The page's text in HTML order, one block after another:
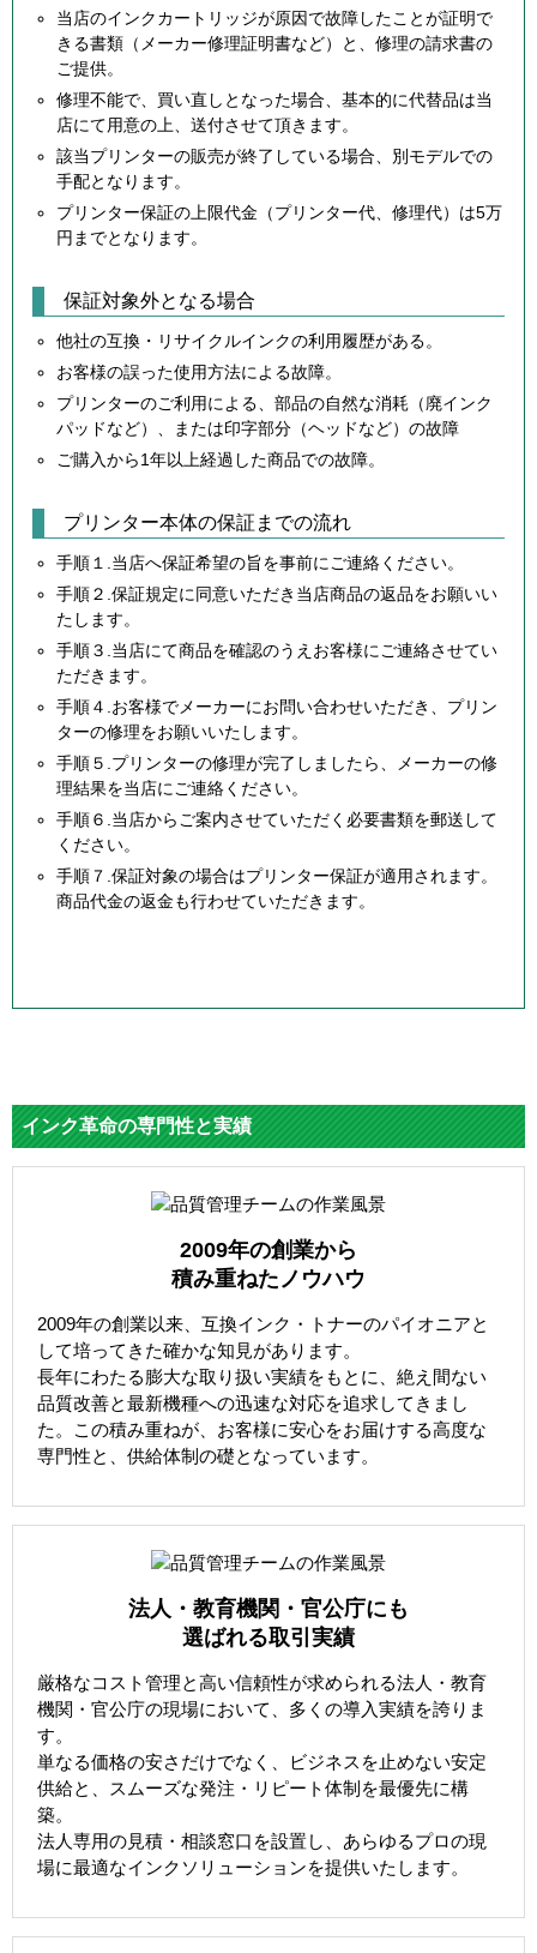
当店のインクカートリッジが原因で故障したことが証明で
きる書類（メーカー修理証明書など）と、修理の請求書の
ご提供。
修理不能で、買い直しとなった場合、基本的に代替品は当
店にて用意の上、送付させて頂きます。
該当プリンターの販売が終了している場合、別モデルでの
手配となります。
プリンター保証の上限代金（プリンター代、修理代）は5万
円までとなります。
保証対象外となる場合
他社の互換・リサイクルインクの利用履歴がある。
お客様の誤った使用方法による故障。
プリンターのご利用による、部品の自然な消耗（廃インク
パッドなど）、または印字部分（ヘッドなど）の故障
ご購入から1年以上経過した商品での故障。
プリンター本体の保証までの流れ
手順１.当店へ保証希望の旨を事前にご連絡ください。
手順２.保証規定に同意いただき当店商品の返品をお願いい
たします。
手順３.当店にて商品を確認のうえお客様にご連絡させてい
ただきます。
手順４.お客様でメーカーにお問い合わせいただき、プリン
ターの修理をお願いいたします。
手順５.プリンターの修理が完了しましたら、メーカーの修
理結果を当店にご連絡ください。
手順６.当店からご案内させていただく必要書類を郵送して
ください。
手順７.保証対象の場合はプリンター保証が適用されます。
商品代金の返金も行わせていただきます。
インク革命の専門性と実績
2009年の創業から
積み重ねたノウハウ
2009年の創業以来、互換インク・トナーのパイオニアと
して培ってきた確かな知見があります。
長年にわたる膨大な取り扱い実績をもとに、絶え間ない
品質改善と最新機種への迅速な対応を追求してきまし
た。この積み重ねが、お客様に安心をお届けする高度な
専門性と、供給体制の礎となっています。
法人・教育機関・官公庁にも
選ばれる取引実績
厳格なコスト管理と高い信頼性が求められる法人・教育
機関・官公庁の現場において、多くの導入実績を誇りま
す。
単なる価格の安さだけでなく、ビジネスを止めない安定
供給と、スムーズな発注・リピート体制を最優先に構
築。
法人専用の見積・相談窓口を設置し、あらゆるプロの現
場に最適なインクソリューションを提供いたします。